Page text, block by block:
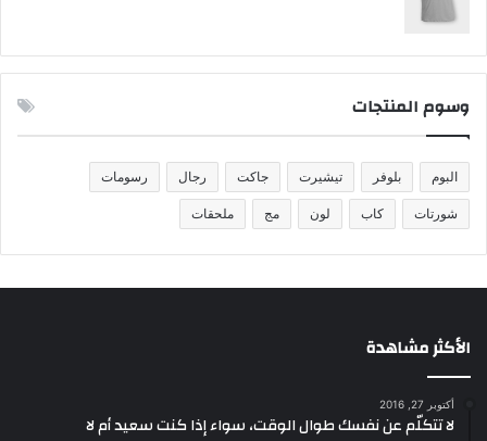
وسوم المنتجات
البوم بلوفر تيشيرت جاكت رجال رسومات
شورتات كاب لون مج ملحقات
الأكثر مشاهدة
أكتوبر 27, 2016
لا تتكلّم عن نفسك طوال الوقت، سواء إذا كنت سعيد أم لا